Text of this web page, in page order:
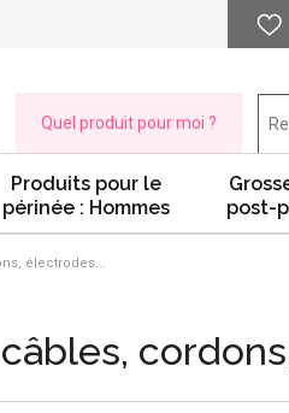
Quel produit pour moi ?
Produits pour le
périnée : Hommes
post-
électrodes...